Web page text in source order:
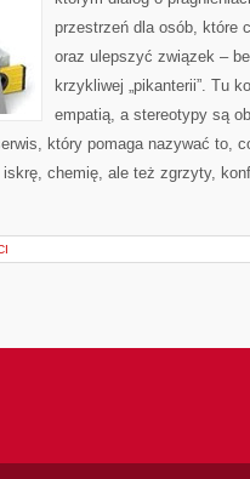
przestrzeń dla osób, które
oraz ulepszyć związek –
krzykliwej „pikanterii”. Tu
empatią, a stereotypy są
który pomaga nazywać to,
chemię, ale też zgrzyty,